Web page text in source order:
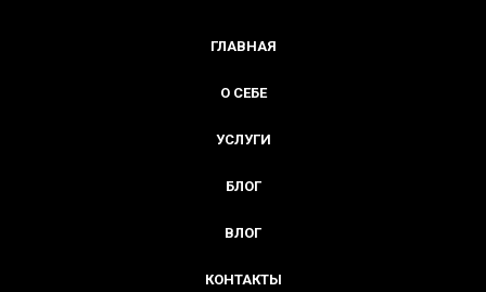
ГЛАВНАЯ
О СЕБЕ
УСЛУГИ
БЛОГ
ВЛОГ
КОНТАКТЫ